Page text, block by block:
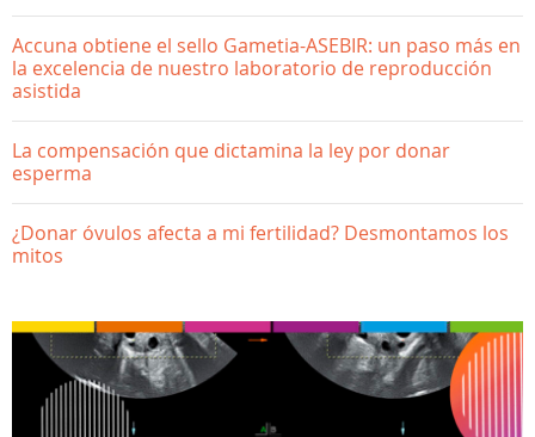
Accuna obtiene el sello Gametia-ASEBIR: un paso más en
la excelencia de nuestro laboratorio de reproducción
asistida
La compensación que dictamina la ley por donar
esperma
¿Donar óvulos afecta a mi fertilidad? Desmontamos los
mitos